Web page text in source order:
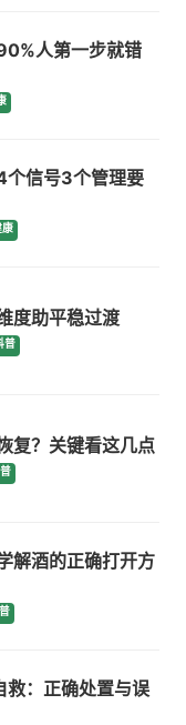
人第一步就错
个信号3个管理要
康
度助平稳过渡
普
复？关键看这几点
解酒的正确打开方
：正确处置与误